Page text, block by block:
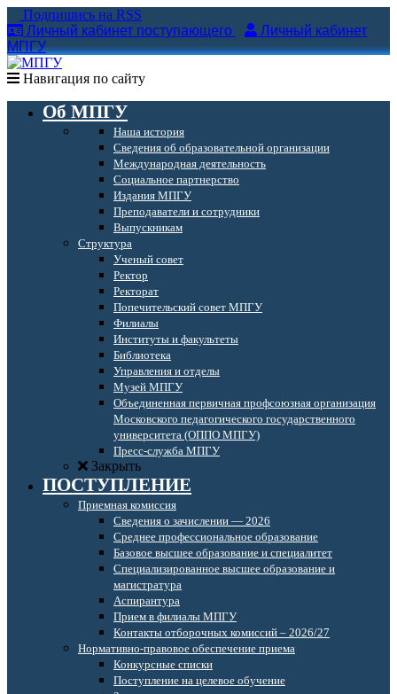
Подпишись на RSS
Личный кабинет поступающего
Личный кабинет
МПГУ
Навигация по сайту
Об МПГУ
Наша история
Сведения об образовательной организации
Международная деятельность
Социальное партнерство
Издания МПГУ
Преподаватели и сотрудники
Выпускникам
Структура
Ученый совет
Ректор
Ректорат
Попечительский совет МПГУ
Филиалы
Институты и факультеты
Библиотека
Управления и отделы
Музей МПГУ
Объединенная первичная профсоюзная организация
Московского педагогического государственного
университета (ОППО МПГУ)
Пресс-служба МПГУ
Закрыть
ПОСТУПЛЕНИЕ
Приемная комиссия
Сведения о зачислении — 2026
Среднее профессиональное образование
Базовое высшее образование и специалитет
Специализированное высшее образование и
магистратура
Аспирантура
Прием в филиалы МПГУ
Контакты отборочных комиссий – 2026/27
Нормативно-правовое обеспечение приема
Конкурсные списки
Поступление на целевое обучение